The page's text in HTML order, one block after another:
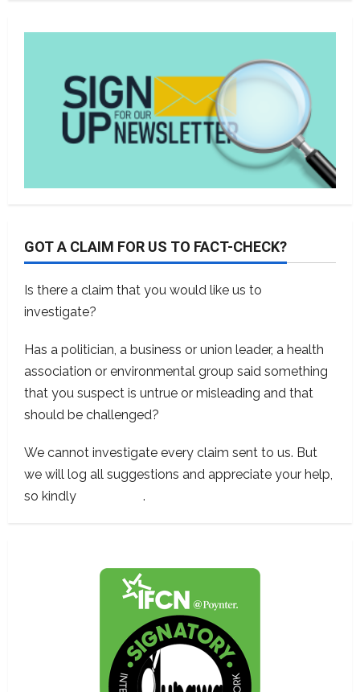
GOT A CLAIM FOR US TO FACT-CHECK?
Is there a claim that you would like us to
investigate?
Has a politician, a business or union leader, a health
association or environmental group said something
that you suspect is untrue or misleading and that
should be challenged?
We cannot investigate every claim sent to us. But
we will log all suggestions and appreciate your help,
so kindly
.